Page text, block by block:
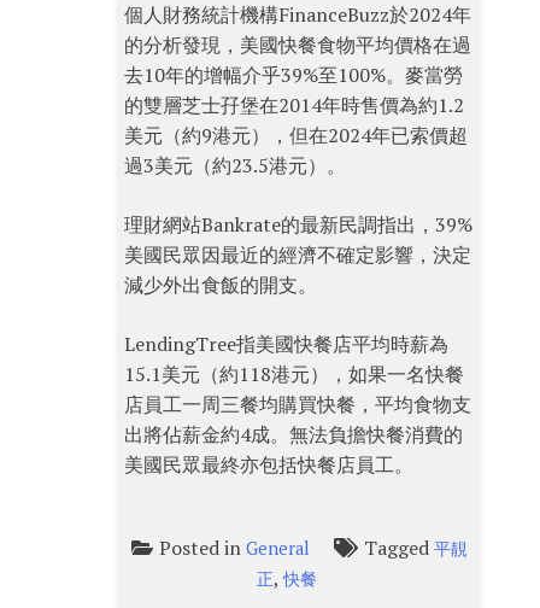
個人財務統計機構FinanceBuzz於2024年
的分析發現，美國快餐食物平均價格在過
去10年的增幅介乎39%至100%。麥當勞
的雙層芝士孖堡在2014年時售價為約1.2
美元（約9港元），但在2024年已索價超
過3美元（約23.5港元）。
理財網站Bankrate的最新民調指出，39%
美國民眾因最近的經濟不確定影響，決定
減少外出食飯的開支。
LendingTree指美國快餐店平均時薪為
15.1美元（約118港元），如果一名快餐
店員工一周三餐均購買快餐，平均食物支
出將佔薪金約4成。無法負擔快餐消費的
美國民眾最終亦包括快餐店員工。
Posted in General Tagged 平靚
正,快餐